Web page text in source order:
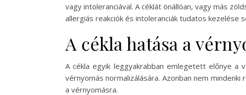
vagy intoleranciával. A céklát önállóan, vagy más
allergiás reakciók és intoleranciák tudatos
A cékla hatása a
A cékla egyik leggyakrabban emlegetett előnye a
vérnyomás normalizálására. Azonban nem
a vérnyomásra.